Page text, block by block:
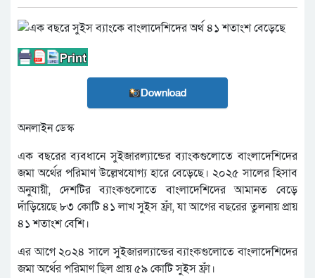
Download
অনলাইন ডেস্ক
এক বছরের ব্যবধানে সুইজারল্যান্ডের ব্যাংকগুলোতে বাংলাদেশিদের
জমা অর্থের পরিমাণ উল্লেখযোগ্য হারে বেড়েছে। ২০২৫ সালের হিসাব
অনুযায়ী, দেশটির ব্যাংকগুলোতে বাংলাদেশিদের আমানত বেড়ে
দাঁড়িয়েছে ৮৩ কোটি ৪১ লাখ সুইস ফ্রাঁ, যা আগের বছরের তুলনায় প্রায়
৪১ শতাংশ বেশি।
এর আগে ২০২৪ সালে সুইজারল্যান্ডের ব্যাংকগুলোতে বাংলাদেশিদের
জমা অর্থের পরিমাণ ছিল প্রায় ৫৯ কোটি সুইস ফ্রাঁ।